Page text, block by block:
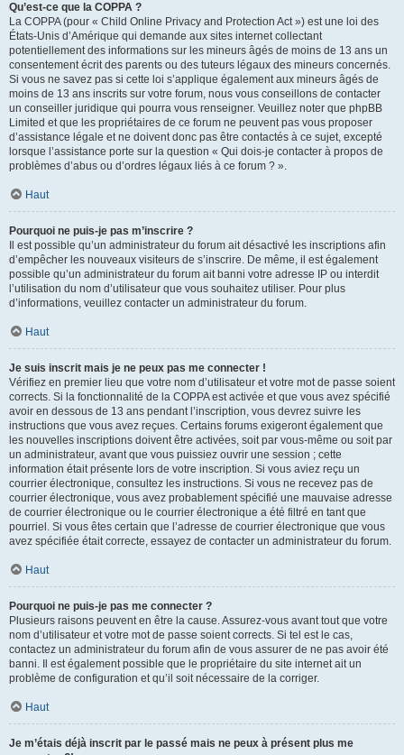
Qu’est-ce que la COPPA ?
La COPPA (pour « Child Online Privacy and Protection Act ») est une loi des
États-Unis d’Amérique qui demande aux sites internet collectant
potentiellement des informations sur les mineurs âgés de moins de 13 ans un
consentement écrit des parents ou des tuteurs légaux des mineurs concernés.
Si vous ne savez pas si cette loi s’applique également aux mineurs âgés de
moins de 13 ans inscrits sur votre forum, nous vous conseillons de contacter
un conseiller juridique qui pourra vous renseigner. Veuillez noter que phpBB
Limited et que les propriétaires de ce forum ne peuvent pas vous proposer
d’assistance légale et ne doivent donc pas être contactés à ce sujet, excepté
lorsque l’assistance porte sur la question « Qui dois-je contacter à propos de
problèmes d’abus ou d’ordres légaux liés à ce forum ? ».
Haut
Pourquoi ne puis-je pas m’inscrire ?
Il est possible qu’un administrateur du forum ait désactivé les inscriptions afin
d’empêcher les nouveaux visiteurs de s’inscrire. De même, il est également
possible qu’un administrateur du forum ait banni votre adresse IP ou interdit
l’utilisation du nom d’utilisateur que vous souhaitez utiliser. Pour plus
d’informations, veuillez contacter un administrateur du forum.
Haut
Je suis inscrit mais je ne peux pas me connecter !
Vérifiez en premier lieu que votre nom d’utilisateur et votre mot de passe soient
corrects. Si la fonctionnalité de la COPPA est activée et que vous avez spécifié
avoir en dessous de 13 ans pendant l’inscription, vous devrez suivre les
instructions que vous avez reçues. Certains forums exigeront également que
les nouvelles inscriptions doivent être activées, soit par vous-même ou soit par
un administrateur, avant que vous puissiez ouvrir une session ; cette
information était présente lors de votre inscription. Si vous aviez reçu un
courrier électronique, consultez les instructions. Si vous ne recevez pas de
courrier électronique, vous avez probablement spécifié une mauvaise adresse
de courrier électronique ou le courrier électronique a été filtré en tant que
pourriel. Si vous êtes certain que l’adresse de courrier électronique que vous
avez spécifiée était correcte, essayez de contacter un administrateur du forum.
Haut
Pourquoi ne puis-je pas me connecter ?
Plusieurs raisons peuvent en être la cause. Assurez-vous avant tout que votre
nom d’utilisateur et votre mot de passe soient corrects. Si tel est le cas,
contactez un administrateur du forum afin de vous assurer de ne pas avoir été
banni. Il est également possible que le propriétaire du site internet ait un
problème de configuration et qu’il soit nécessaire de la corriger.
Haut
Je m’étais déjà inscrit par le passé mais ne peux à présent plus me